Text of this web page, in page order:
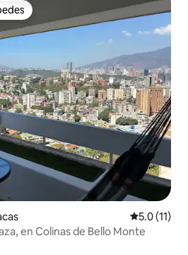
entre huéspedes
Calificación
5.0 (11)
en Colinas de Bello Monte